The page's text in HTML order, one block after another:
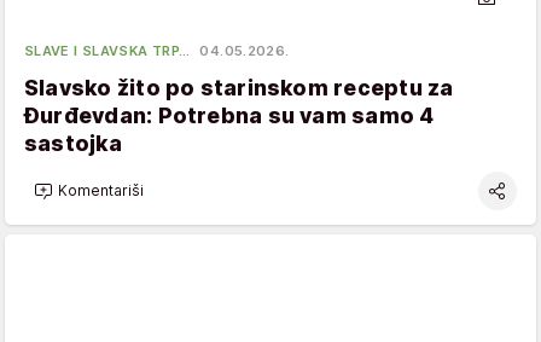
SLAVE I SLAVSKA TRP… 04.05.2026.
Slavsko žito po starinskom receptu za
Đurđevdan: Potrebna su vam samo 4
sastojka
Komentariši